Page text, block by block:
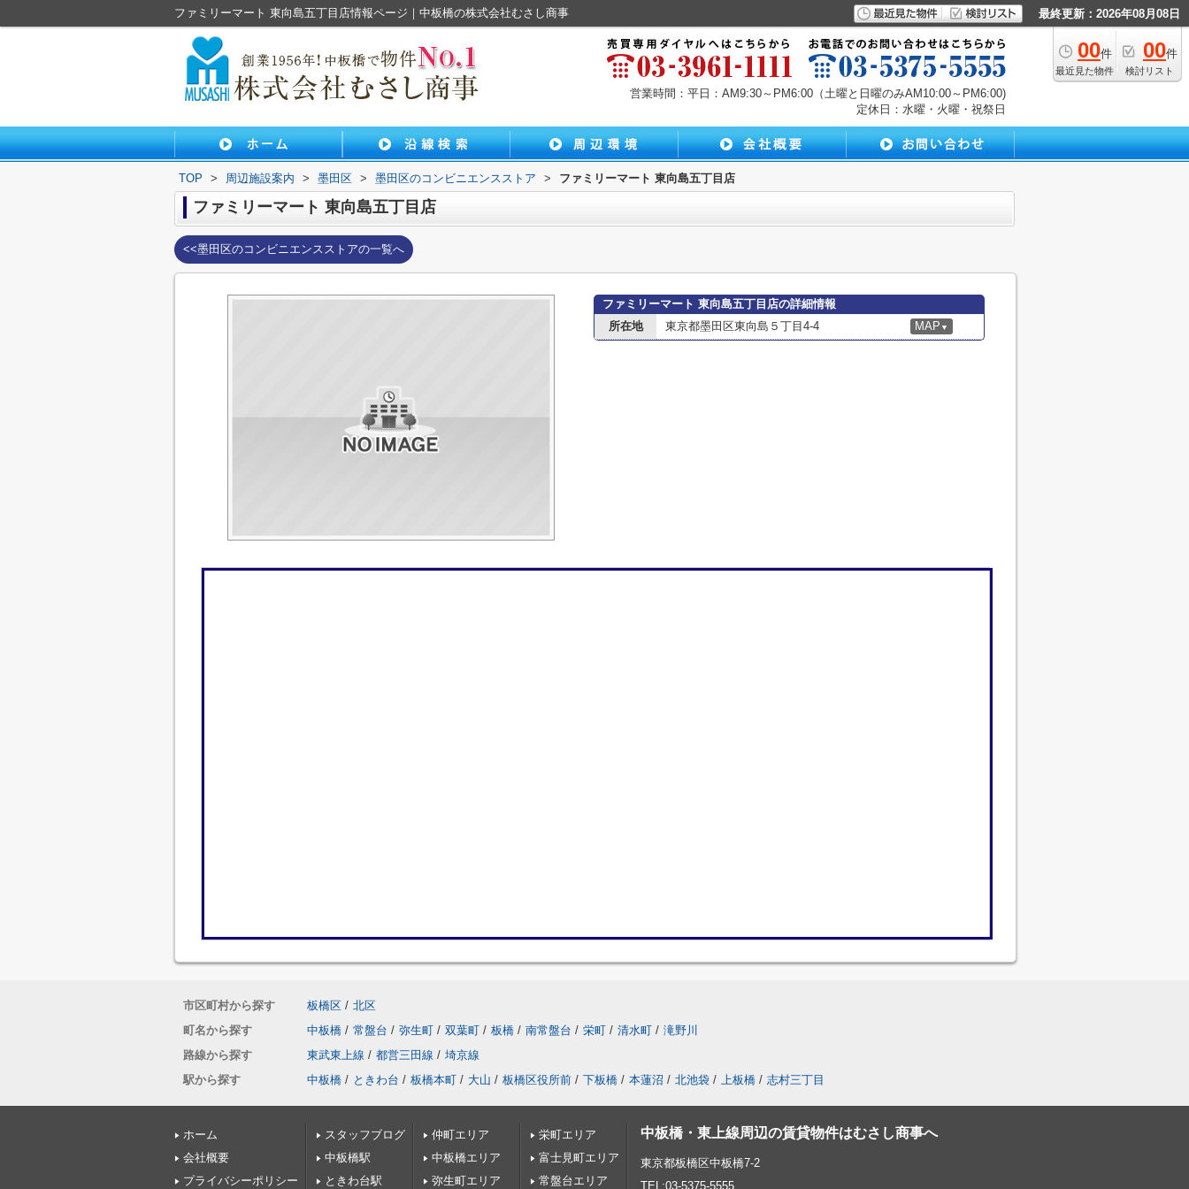
ファミリーマート 東向島五丁目店情報ページ｜中板橋の株式会社むさし商事 最終更新：2026年08月08日
00件
最近見た物件
00件
検討リスト
営業時間：平日：AM9:30～PM6:00（土曜と日曜のみAM10:00～PM6:00)
定休日：水曜・火曜・祝祭日
TOP > 周辺施設案内 > 墨田区 > 墨田区のコンビニエンスストア > ファミリーマート 東向島五丁目店
ファミリーマート 東向島五丁目店
<<墨田区のコンビニエンスストアの一覧へ
ファミリーマート 東向島五丁目店の詳細情報
所在地
東京都墨田区東向島５丁目4-4 MAP ▼
市区町村から探す 板橋区 / 北区
町名から探す
中板橋 / 常盤台 / 弥生町 / 双葉町 / 板橋 / 南常盤台 / 栄町 / 清水町 / 滝野川
路線から探す
東武東上線 / 都営三田線 / 埼京線
駅から探す
中板橋 / ときわ台 / 板橋本町 / 大山 / 板橋区役所前 / 下板橋 / 本蓮沼 / 北池袋 / 上板橋 / 志村三丁目
ホーム
会社概要
プライバシーポリシー
スタッフブログ
中板橋駅
ときわ台駅
仲町エリア
中板橋エリア
弥生町エリア
栄町エリア
富士見町エリア
常盤台エリア
中板橋・東上線周辺の賃貸物件はむさし商事へ
東京都板橋区中板橋7-2
TEL:03-5375-5555